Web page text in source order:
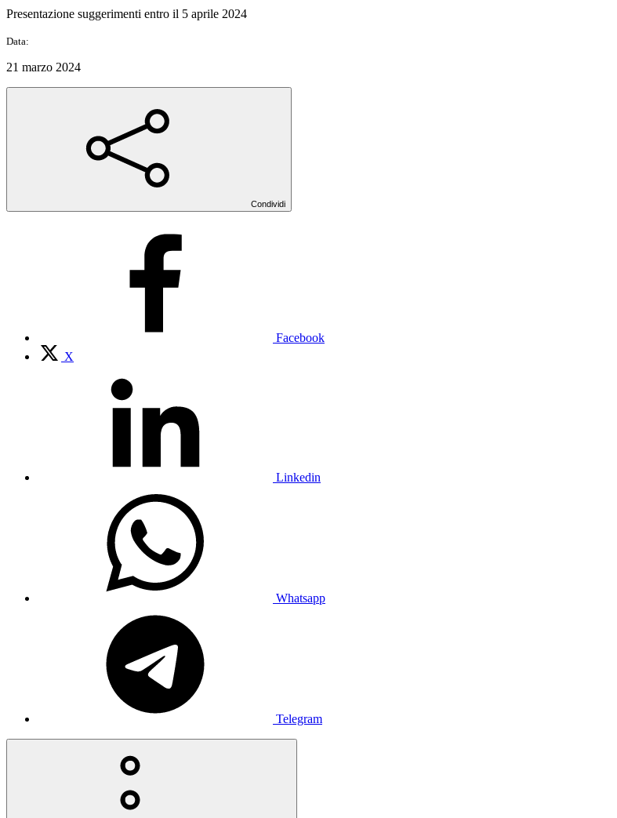
Presentazione suggerimenti entro il 5 aprile 2024
Data:
21 marzo 2024
Condividi
Facebook
X
Linkedin
Whatsapp
Telegram